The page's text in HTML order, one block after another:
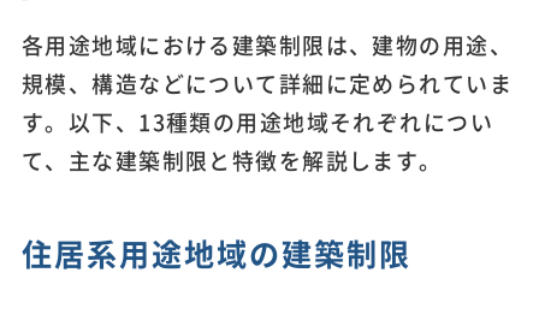
各用途地域における建築制限は、建物の用途、
規模、構造などについて詳細に定められていま
す。以下、13種類の用途地域それぞれについ
て、主な建築制限と特徴を解説します。
住居系用途地域の建築制限